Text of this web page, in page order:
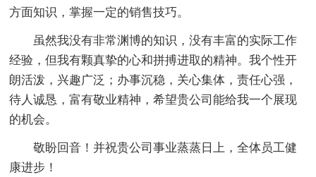
方面知识，掌握一定的销售技巧。
虽然我没有非常渊博的知识，没有丰富的实际工作
经验，但我有颗真挚的心和拼搏进取的精神。我个性开
朗活泼，兴趣广泛；办事沉稳，关心集体，责任心强，
待人诚恳，富有敬业精神，希望贵公司能给我一个展现
的机会。
敬盼回音！并祝贵公司事业蒸蒸日上，全体员工健
康进步！